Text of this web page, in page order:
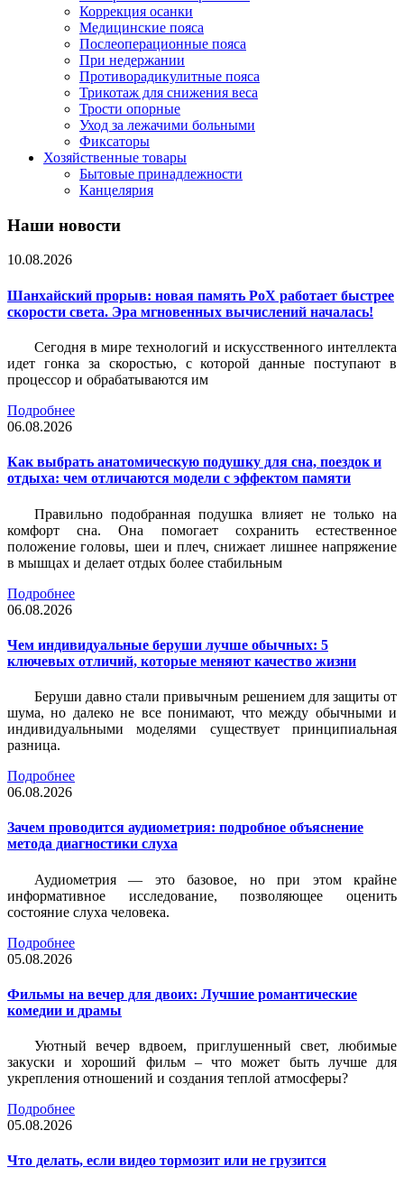
Коррекция осанки
Медицинские пояса
Послеоперационные пояса
При недержании
Противорадикулитные пояса
Трикотаж для снижения веса
Трости опорные
Уход за лежачими больными
Фиксаторы
Хозяйственные товары
Бытовые принадлежности
Канцелярия
Наши новости
10.08.2026
Шанхайский прорыв: новая память PoX работает быстрее
скорости света. Эра мгновенных вычислений началась!
Сегодня в мире технологий и искусственного интеллекта
идет гонка за скоростью, с которой данные поступают в
процессор и обрабатываются им
Подробнее
06.08.2026
Как выбрать анатомическую подушку для сна, поездок и
отдыха: чем отличаются модели с эффектом памяти
Правильно подобранная подушка влияет не только на
комфорт сна. Она помогает сохранить естественное
положение головы, шеи и плеч, снижает лишнее напряжение
в мышцах и делает отдых более стабильным
Подробнее
06.08.2026
Чем индивидуальные беруши лучше обычных: 5
ключевых отличий, которые меняют качество жизни
Беруши давно стали привычным решением для защиты от
шума, но далеко не все понимают, что между обычными и
индивидуальными моделями существует принципиальная
разница.
Подробнее
06.08.2026
Зачем проводится аудиометрия: подробное объяснение
метода диагностики слуха
Аудиометрия — это базовое, но при этом крайне
информативное исследование, позволяющее оценить
состояние слуха человека.
Подробнее
05.08.2026
Фильмы на вечер для двоих: Лучшие романтические
комедии и драмы
Уютный вечер вдвоем, приглушенный свет, любимые
закуски и хороший фильм – что может быть лучше для
укрепления отношений и создания теплой атмосферы?
Подробнее
05.08.2026
Что делать, если видео тормозит или не грузится